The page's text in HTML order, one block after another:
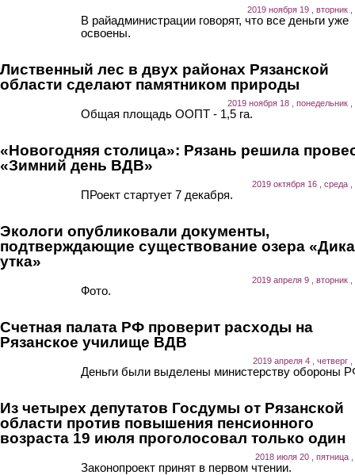
2019 ноября 19 , вторник ,
В райадминистрации говорят, что все деньги уже
освоены.
Лиственный лес в двух районах Рязанской
области сделают памятником природы
2019 ноября 18 , понедельник ,
Общая площадь ООПТ - 1,5 га.
«Новогодняя столица»: Рязань решила
«Зимний день ВДВ»
2019 октября 16 , среда ,
ПРоект стартует 7 декабря.
Экологи опубликовали документы,
подтверждающие существование озера
утка»
2019 апреля 9 , вторник ,
Фото.
Счетная палата РФ проверит расходы на
Рязанское училище ВДВ
2019 апреля 4 , четверг ,
Деньги были выделены министерству обороны
Из четырех депутатов Госдумы от Рязанской
области против повышения пенсионного
возраста 19 июля проголосовал только один
2018 июля 20 , пятница ,
Законопроект принят в первом чтении.